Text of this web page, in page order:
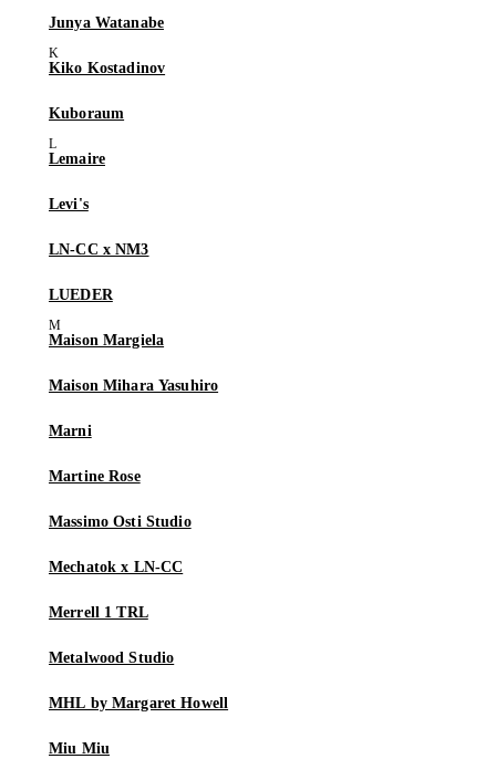
Junya Watanabe
Kiko Kostadinov
Kuboraum
Lemaire
Levi's
LN-CC x NM3
LUEDER
Maison Margiela
Maison Mihara Yasuhiro
Marni
Martine Rose
Massimo Osti Studio
Mechatok x LN-CC
Merrell 1 TRL
Metalwood Studio
MHL by Margaret Howell
Miu Miu